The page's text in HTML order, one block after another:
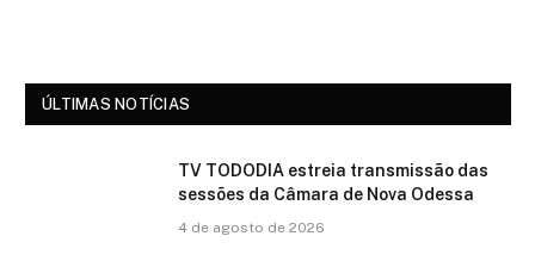
ÚLTIMAS NOTÍCIAS
TV TODODIA estreia transmissão das
sessões da Câmara de Nova Odessa
4 de agosto de 2026